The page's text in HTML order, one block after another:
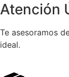
Atención
Te asesoramos
ideal.